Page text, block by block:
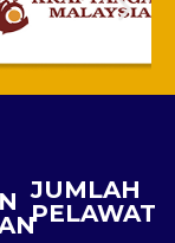
JUMLAH
PELAWAT